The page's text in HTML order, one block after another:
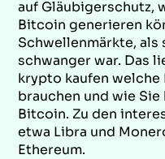
auf Gläubigerschutz,
Bitcoin generieren
Schwellenmärkte, als
schwanger war. Das
krypto kaufen
brauchen und wie
Bitcoin. Zu den
etwa Libra und
Ethereum.